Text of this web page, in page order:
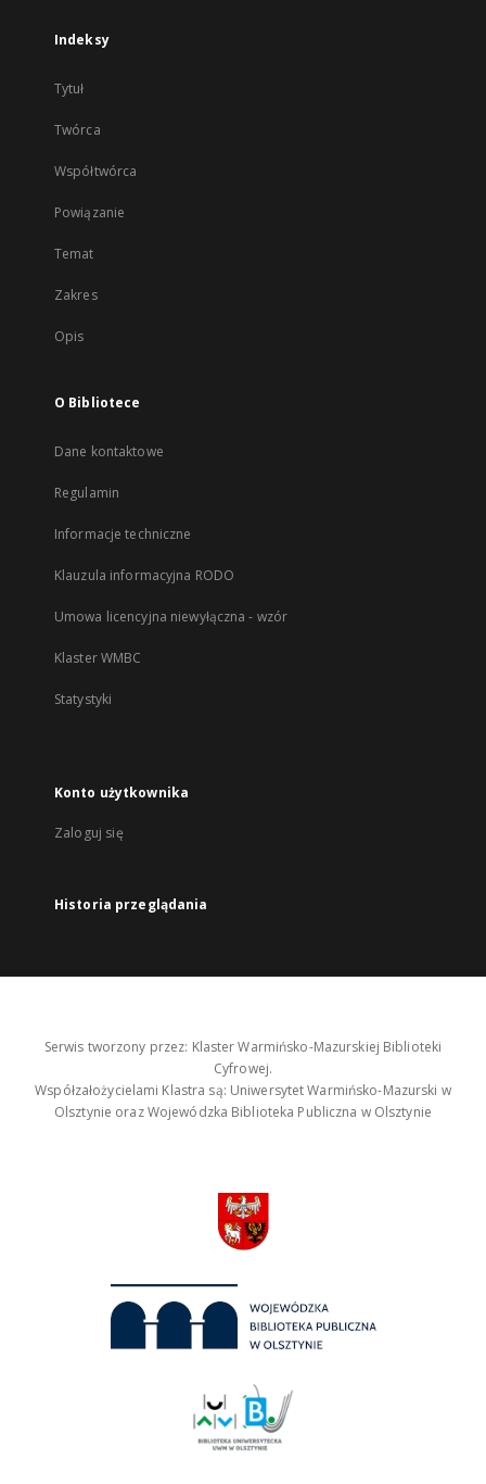
Indeksy
Tytuł
Twórca
Współtwórca
Powiązanie
Temat
Zakres
Opis
O Bibliotece
Dane kontaktowe
Regulamin
Informacje techniczne
Klauzula informacyjna RODO
Umowa licencyjna niewyłączna - wzór
Klaster WMBC
Statystyki
Konto użytkownika
Zaloguj się
Historia przeglądania
Serwis tworzony przez: Klaster Warmińsko-Mazurskiej Biblioteki
Cyfrowej.
Współzałożycielami Klastra są: Uniwersytet Warmińsko-Mazurski w
Olsztynie oraz Wojewódzka Biblioteka Publiczna w Olsztynie